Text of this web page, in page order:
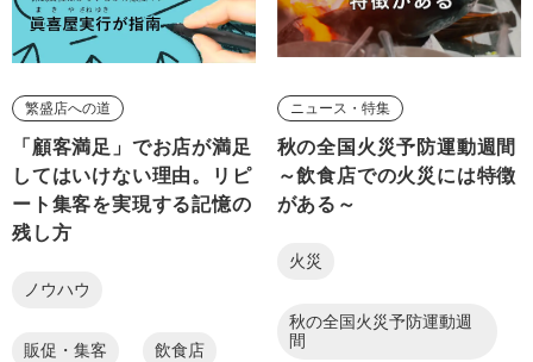
繁盛店への道
「顧客満足」でお店が満足
してはいけない理由。リピ
ート集客を実現する記憶の
残し方
ノウハウ
販促・集客 飲食店
ニュース・特集
秋の全国火災予防運動週間
～飲食店での火災には特徴
がある～
火災
秋の全国火災予防運動週
間